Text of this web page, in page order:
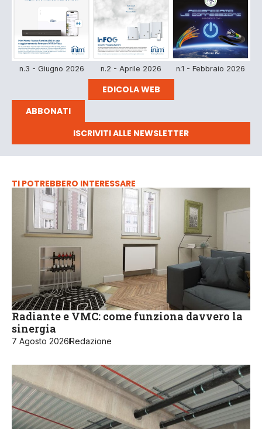
n.3 - Giugno 2026 n.2 - Aprile 2026 n.1 - Febbraio 2026
EDICOLA WEB
ABBONATI
ISCRIVITI ALLE NEWSLETTER
TI POTREBBERO INTERESSARE
Radiante e VMC: come funziona davvero la
sinergia
7 Agosto 2026Redazione